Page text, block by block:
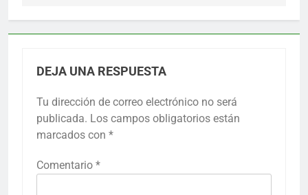
DEJA UNA RESPUESTA
Tu dirección de correo electrónico no será
publicada. Los campos obligatorios están
marcados con *
Comentario *